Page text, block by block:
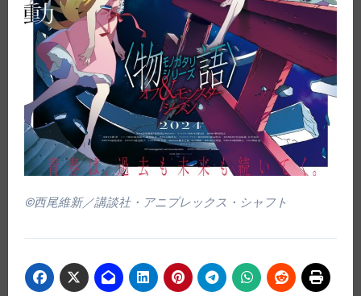
©西尾維新／講談社・アニプレックス・シャフト